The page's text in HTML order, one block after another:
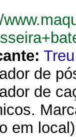
Treu
de
de
em